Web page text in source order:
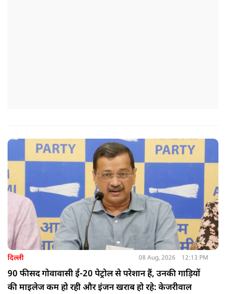
दिल्ली 08 Aug, 2026 12:13 PM
90 फीसद गोवावासी ई-20 पेट्रोल से परेशान हैं, उनकी गाड़ियों
की माइलेज कम हो रही और इंजन खराब हो रहे: केजरीवाल